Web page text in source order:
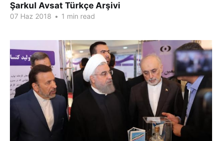
Şarkul Avsat Türkçe Arşivi
07 Haz 2018 • 1 min read